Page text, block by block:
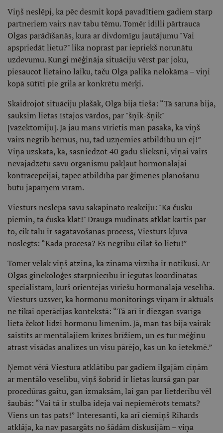
Viņš neslēpj, ka pēc desmit kopā pavadītiem gadiem starp
partneriem vairs nav tabu tēmu. Tomēr idilli pārtrauca
Olgas parādīšanās, kura ar divdomīgu jautājumu "Vai
apspriedāt lietu?" lika noprast par iepriekš norunātu
uzdevumu. Kungi mēģināja situāciju vērst par joku,
piesaucot lietaino laiku, taču Olga palika nelokāma – viņi
kopā sūtīti pie grila ar konkrētu mērķi.
Skaidrojot situāciju plašāk, Olga bija tieša: “Tā saruna bija,
sauksim lietas īstajos vārdos, par "šņik-šņik"
[vazektomiju]. Ja jau mans vīrietis man pasaka, ka viņš
vairs negrib bērnus, nu, tad uzņemies atbildību un ej!”
Viņa uzskata, ka, sasniedzot 40 gadu slieksni, viņai vairs
nevajadzētu savu organismu pakļaut hormonālajai
kontracepcijai, tāpēc atbildība par ģimenes plānošanu
būtu jāpārņem vīram.
Viesturs neslēpa savu sakāpināto reakciju: "Kā čūsku
piemin, tā čūska klāt!" Drauga mudināts atklāt kārtis par
to, cik tālu ir sagatavošanās process, Viesturs kļuva
noslēgts: “Kādā procesā? Es negribu cilāt šo lietu!”
Tomēr vēlāk viņš atzina, ka zināma virzība ir notikusi. Ar
Olgas ginekoloģes starpniecību ir iegūtas koordinātas
speciālistam, kurš orientējas vīriešu hormonālajā veselībā.
Viesturs uzsver, ka hormonu monitorings viņam ir aktuāls
ne tikai operācijas kontekstā: “Tā arī ir diezgan svarīga
lieta čekot līdzi hormonu līmenim. Jā, man tas bija vairāk
saistīts ar mentālajiem krīzes brīžiem, un es tur mēģinu
atrast visādas analīzes un visu pārējo, kas un ko ietekmē.”
Ņemot vērā Viestura atklātību par gadiem ilgajām cīņām
ar mentālo veselību, viņš šobrīd ir lietas kursā gan par
procedūras gaitu, gan izmaksām, lai gan par lietderību vēl
šaubās: “Vai tā ir stulba ideja vai nepiemērots temats?
Viens un tas pats!” Interesanti, ka arī ciemiņš Rihards
atklāja, ka nav pasargāts no šādām diskusijām – viņa